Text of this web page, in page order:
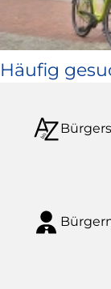
Häufig